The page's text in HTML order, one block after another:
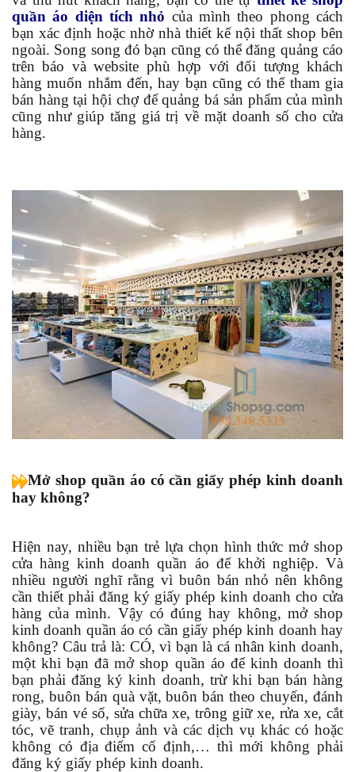
quần áo diện tích nhỏ của mình theo phong cách
bạn xác định hoặc nhờ nhà thiết kế nội thất shop bên
ngoài. Song song đó bạn cũng có thể đăng quảng cáo
trên báo và website phù hợp với đối tượng khách
hàng muốn nhắm đến, hay bạn cũng có thể tham gia
bán hàng tại hội chợ để quảng bá sản phẩm của mình
cũng như giúp tăng giá trị về mặt doanh số cho cửa
hàng.
Mở shop quần áo có cần giấy phép kinh doanh
hay không?
Hiện nay, nhiều bạn trẻ lựa chọn hình thức mở shop
cửa hàng kinh doanh quần áo để khởi nghiệp. Và
nhiều người nghĩ rằng vì buôn bán nhỏ nên không
cần thiết phải đăng ký giấy phép kinh doanh cho cửa
hàng của mình. Vậy có đúng hay không, mở shop
kinh doanh quần áo có cần giấy phép kinh doanh hay
không? Câu trả là: CÓ, vì bạn là cá nhân kinh doanh,
một khi bạn đã mở shop quần áo để kinh doanh thì
bạn phải đăng ký kinh doanh, trừ khi bạn bán hàng
rong, buôn bán quà vặt, buôn bán theo chuyến, đánh
giày, bán vé số, sửa chữa xe, trông giữ xe, rửa xe, cắt
tóc, vẽ tranh, chụp ảnh và các dịch vụ khác có hoặc
không có địa điểm cố định,… thì mới không phải
đăng ký giấy phép kinh doanh.